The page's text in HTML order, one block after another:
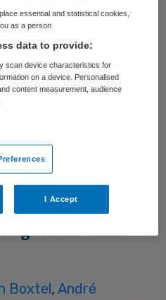
de
is
niemand
Gelderlander
gaat doen
niet bekend.
en Gala
Boxtel, André
essential and statistical cookies,
as a person
data to provide:
scan device characteristics for
on a device. Personalised
content measurement, audience
I Accept